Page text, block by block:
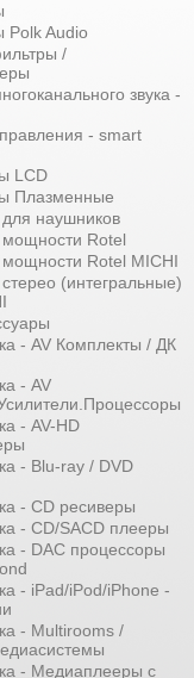
Polk Audio
/
звука -
- smart
LCD
Плазменные
наушников
мощности Rotel
мощности Rotel MICHI
(интегральные)
- AV Комплекты / ДК
- AV
- AV-HD
- Blu-ray / DVD
- CD ресиверы
- CD/SACD плееры
- DAC процессоры
- iPad/iPod/iPhone -
- Multirooms /
- Медиаплееры с